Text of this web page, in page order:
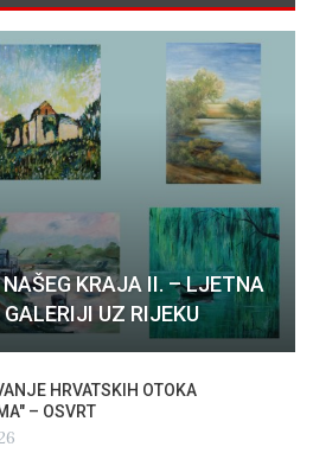
KRAJA II. – LJETNA
UZ RIJEKU
HRVATSKIH OTOKA
– OSVRT